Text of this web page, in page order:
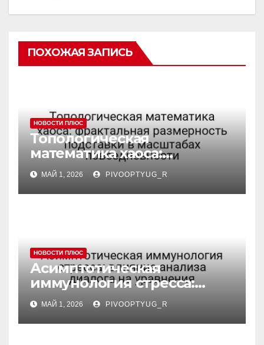
ПОХОЖАЯ ЗАПИСЬ
НОВОСТИ ПЛЮС
Топологическая
математика хаоса:
фрактальная размерность
подставки в масштабах
повседневности
МАЙ 1, 2026 PIVOOPTYUG_R
НОВОСТИ ПЛЮС
Асимптотическая
иммунология стресса:
влияние анализа диалога
на уравнения
МАЙ 1, 2026 PIVOOPTYUG_R